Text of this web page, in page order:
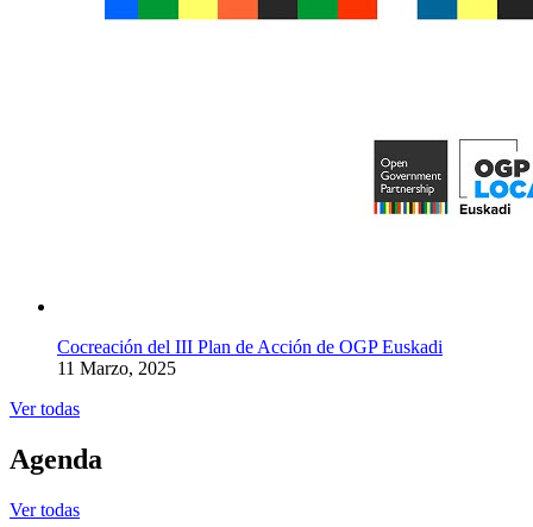
Cocreación del III Plan de Acción de OGP Euskadi
11 Marzo, 2025
Ver todas
Agenda
Ver todas